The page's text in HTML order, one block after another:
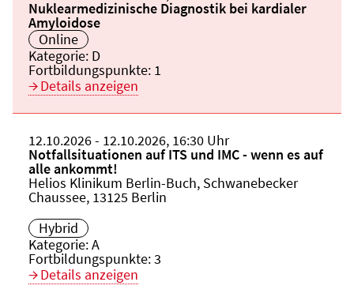
Veranstaltungstitel:
Nuklearmedizinische Diagnostik bei kardialer
Amyloidose
Veranstaltungsort:
Online
Kategorie: D
Fortbildungspunkte: 1
Details anzeigen
Beginn:
12.10.2026Ende und Anfangszeit:
- 12.10.2026, 16:30 Uhr
Veranstaltungstitel:
Notfallsituationen auf ITS und IMC - wenn es auf
alle ankommt!
Veranstaltungsort:
Helios Klinikum Berlin-Buch, Schwanebecker
Chaussee, 13125 Berlin
Hybrid
Kategorie:A
Fortbildungspunkte:3
Details anzeigen